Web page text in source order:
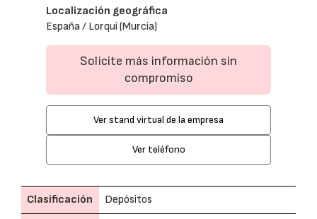
Localización geográfica
España / Lorquí (Murcia)
Solicite más información sin
compromiso
Ver stand virtual de la empresa
Ver teléfono
Clasificación Depósitos